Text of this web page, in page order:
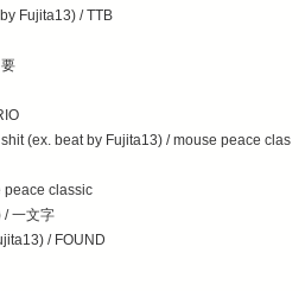
Fujita13) / TTB
(ex. beat by Fujita13) / mouse peace clas
peace classic
/ 一文字
/ FOUND